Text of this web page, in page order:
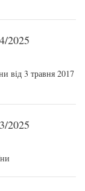
від 3 травня 2017